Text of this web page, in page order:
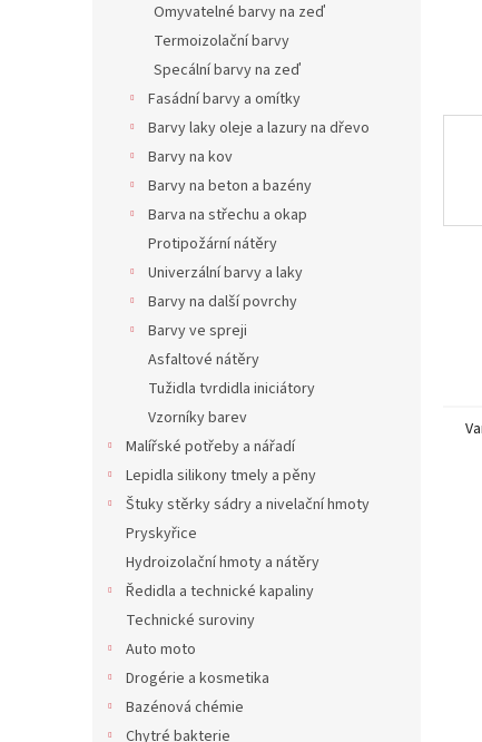
Omyvatelné barvy na zeď
Termoizolační barvy
Specální barvy na zeď
Fasádní barvy a omítky
Barvy laky oleje a lazury na dřevo
Barvy na kov
Barvy na beton a bazény
Barva na střechu a okap
Protipožární nátěry
Univerzální barvy a laky
Barvy na další povrchy
Barvy ve spreji
Asfaltové nátěry
Tužidla tvrdidla iniciátory
Vzorníky barev
Malířské potřeby a nářadí
Lepidla silikony tmely a pěny
Štuky stěrky sádry a nivelační hmoty
Pryskyřice
Hydroizolační hmoty a nátěry
Ředidla a technické kapaliny
Technické suroviny
Auto moto
Drogérie a kosmetika
Bazénová chémie
Chytré bakterie